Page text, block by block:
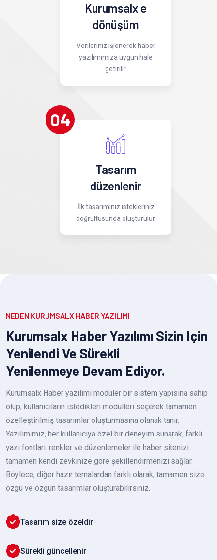
Kurumsalx e
dönüşüm
Verileriniz işlenerek haber
yazılımımıza uygun hale
getirilir.
04
Tasarım
düzenlenir
İlk tasarımınız istekleriniz
doğrultusunda oluşturulur.
NEDEN KURUMSALX HABER YAZILIMI
Kurumsalx Haber Yazılımı Sizin Için
Yenilendi Ve Sürekli
Yenilenmeye Devam Ediyor.
Kurumsalx Haber yazılımı modüler bir sistem yapısına sahip
olup, kullanıcıların istedikleri modülleri seçerek tamamen
özelleştirilmiş tasarımlar oluşturmasına olanak tanır.
Yazılımımız, her kullanıcıya özel bir deneyim sunarak, farklı
yazı fontları, renkler ve düzenlemeler ile haber sitenizi
tamamen kendi zevkinize göre şekillendirmenizi sağlar.
Böylece, diğer hazır temalardan farklı olarak, tamamen size
özgü ve özgün tasarımlar oluşturabilirsiniz.
Tasarım size özeldir
Sürekli güncellenir